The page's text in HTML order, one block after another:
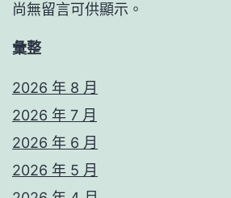
尚無留言可供顯示。
彙整
2026 年 8 月
2026 年 7 月
2026 年 6 月
2026 年 5 月